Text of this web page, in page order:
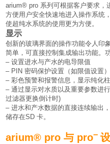
arium® pro 系列可根据客户要求，
方便用户安全快速地进入操作系统
使超纯水系统的使用更为方便。
显示
创新的玻璃界面的操作功能令人印
简单，可直接控制集成输出功能。
– 设置进水与产水的电导限值
– PIN 密码保护设置（如限值设置）
– 彩色预警和报警信息，显示纯化
– 通过显示对水质以及重要参数进
过滤器更换倒计时)
– 进水和产水数据的直接连续输出
储存在SD 卡。
arium® pro 与 pro–